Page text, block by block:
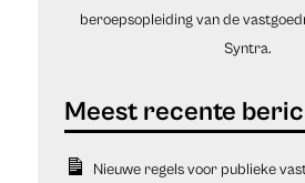
beroepsopleiding van de
Syntra.
Nieuwe regels voor publieke